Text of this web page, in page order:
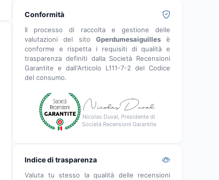
Conformità
Il processo di raccolta e gestione delle
valutazioni del sito Gperdumesaiguillesè
conforme e rispetta i requisiti di qualità e
trasparenza definiti dalla Società Recensioni
Garantite e dall'Articolo L111-7-2 del Codice
del consumo.
Nicolas Duval, Presidente di
Società Recensioni Garantite
Indice di trasparenza
Valuta tu stesso la qualità delle recensioni